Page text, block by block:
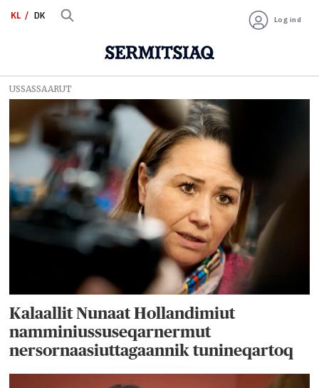
KL DK Log ind
Tag:
Aaja
Chemnitz
USSASSAARUT
Kalaallit Nunaat Hollandimiut
namminiussuseqarnermut
nersornaasiuttagaannik tunineqartoq